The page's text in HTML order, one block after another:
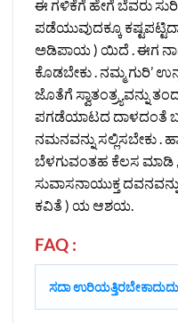
ಈ ಗಳಿಕೆಗೆ ಹೇಗೆ ಬೆವರು
ಪಡೆಯುವುದಕ್ಕೂ
ಅಡಿಪಾಯ ) ಯಿದೆ . ಈಗ
ಕೊಡಬೇಕು . ನಮ್ಮ ಗುರಿ’
ಜೊತೆಗೆ ಸ್ವಾತಂತ್ರ್ಯವನ್ನು
ಪಗಡೆಯಾಟದ ದಾಳದಂತೆ
ನಮನವನ್ನು ಸಲ್ಲಿಸಬೇಕು .
ಬೆಳಗುವಂತಹ ಕೆಲಸ ಮಾಡಿ
ಸುವಾಸನಾಯುಕ್ತ
ಕವಿತೆ ) ಯ ಆಶಯ.
FAQ :
ಸದಾ